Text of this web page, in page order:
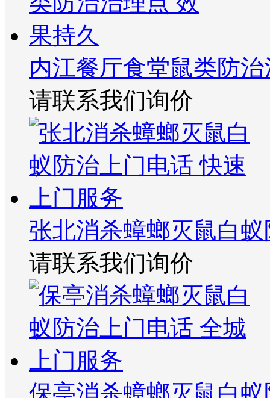
内江餐厅食堂鼠类防
请联系我们询价
张北消杀蟑螂灭鼠白
请联系我们询价